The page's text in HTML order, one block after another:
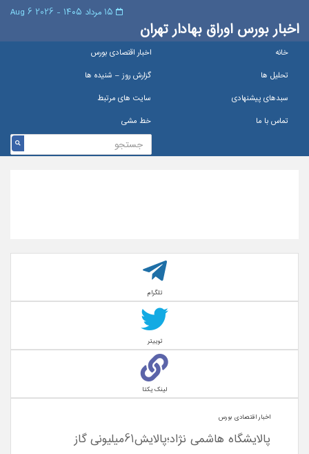
اخبار بورس اوراق بهادار تهران
خانه
اخبار اقتصادی بورس
تحلیل ها
گزارش روز – شنيده ها
سبدهای پیشنهادی
سایت های مرتبط
تماس با ما
خط مشی
تلگرام
توییتر
لینک یکتا
اخبار اقتصادی بورس
پالایشگاه هاشمی نژاد؛پالایش61میلیونی گاز